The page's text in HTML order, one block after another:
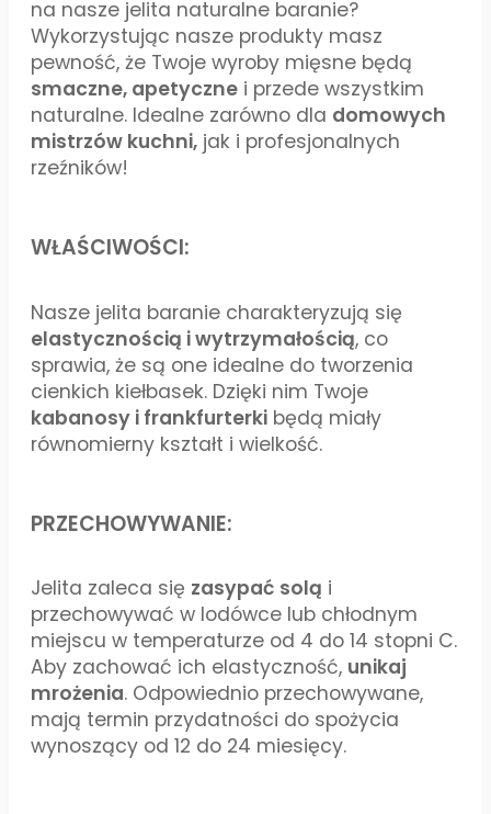
na nasze jelita naturalne baranie?
Wykorzystując nasze produkty masz
pewność, że Twoje wyroby mięsne będą
smaczne, apetyczne i przede wszystkim
naturalne. Idealne zarówno dla domowych
mistrzów kuchni, jak i profesjonalnych
rzeźników!
WŁAŚCIWOŚCI:
Nasze jelita baranie charakteryzują się
elastycznością i wytrzymałością, co
sprawia, że są one idealne do tworzenia
cienkich kiełbasek. Dzięki nim Twoje
kabanosy i frankfurterki będą miały
równomierny kształt i wielkość.
PRZECHOWYWANIE:
Jelita zaleca się zasypać solą i
przechowywać w lodówce lub chłodnym
miejscu w temperaturze od 4 do 14 stopni C.
Aby zachować ich elastyczność, unikaj
mrożenia. Odpowiednio przechowywane,
mają termin przydatności do spożycia
wynoszący od 12 do 24 miesięcy.